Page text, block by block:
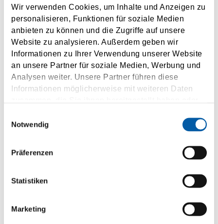
Wir verwenden Cookies, um Inhalte und Anzeigen zu
personalisieren, Funktionen für soziale Medien
anbieten zu können und die Zugriffe auf unsere
Website zu analysieren. Außerdem geben wir
Informationen zu Ihrer Verwendung unserer Website
an unsere Partner für soziale Medien, Werbung und
Analysen weiter. Unsere Partner führen diese
Informationen möglicherweise mit weiteren Daten
gesammelt haben.
Notwendig
Präferenzen
Statistiken
Marketing
Hirtshals
Kristiansand
1-2 x daily
Kristiansand